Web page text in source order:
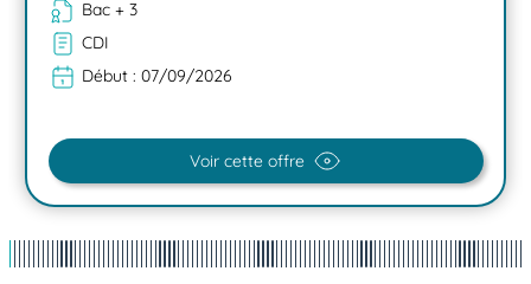
Bac + 3
CDI
Début : 07/09/2026
Voir cette offre